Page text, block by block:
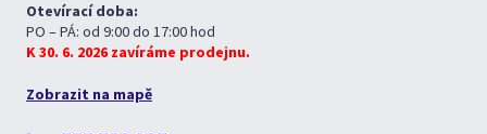
Otevírací doba:
PO – PÁ: od 9:00 do 17:00 hod
K 30. 6. 2026 zavíráme prodejnu.
Zobrazit na mapě